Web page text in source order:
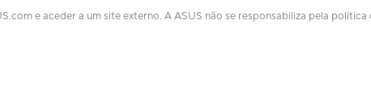
e aceder a um site externo. A ASUS não se responsabiliza pela